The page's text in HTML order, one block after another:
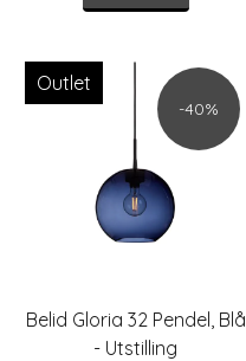
Outlet
-40%
Belid Gloria 32 Pendel, Blå
- Utstilling